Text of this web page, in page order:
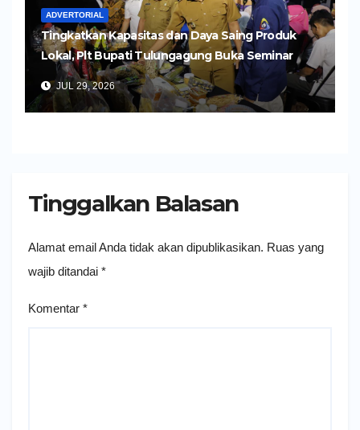
ADVERTORIAL
Tingkatkan Kapasitas dan Daya Saing Produk
Lokal, Plt Bupati Tulungagung Buka Seminar
Impor dan Ekspor Produk UMKM
JUL 29, 2026
Tinggalkan Balasan
Alamat email Anda tidak akan dipublikasikan. Ruas yang
wajib ditandai *
Komentar *